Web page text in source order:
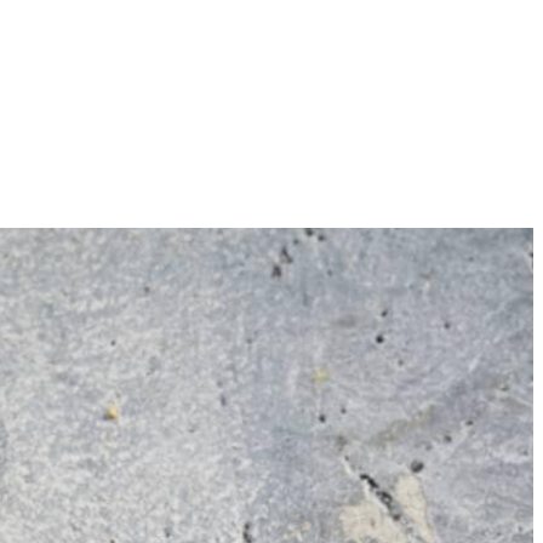
Vorm een bal per persoon van het gehakt. Duw de
8 min. gaar. Keer halverwege.
zijden. Snijd de tomaat in plakjes. Beleg de onderste helften
ketchup en mosterd erover en leg de bovenste helften van de